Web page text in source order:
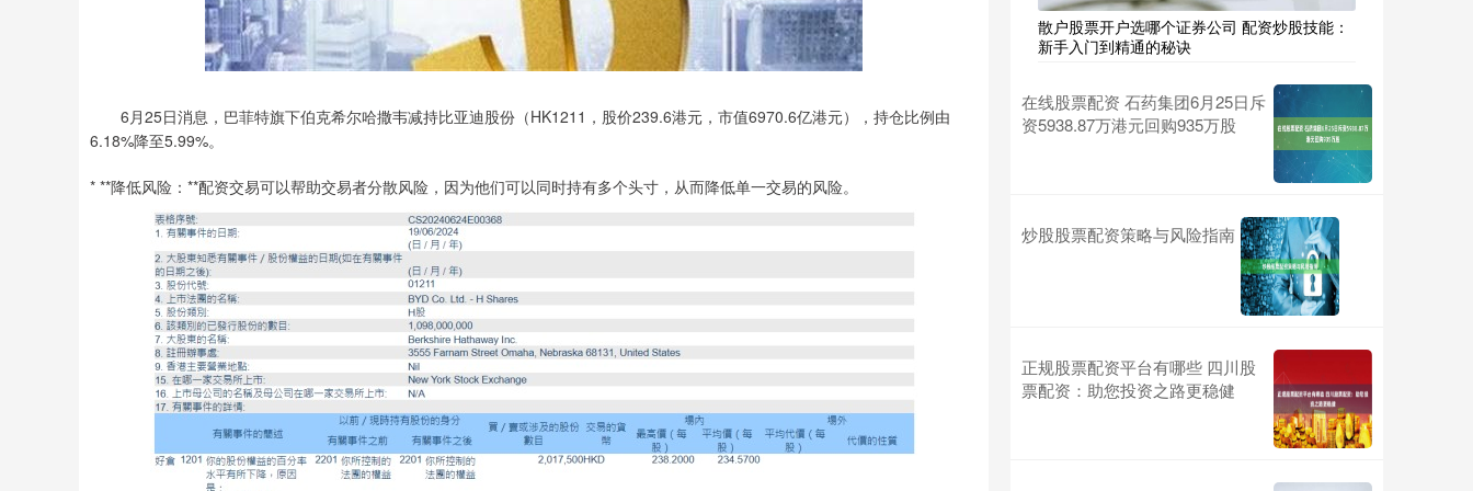
6月25日消息，巴菲特旗下伯克希尔哈撒韦减持比亚迪股份（HK1211，股价239.6港元，市值6970.6亿港元），持仓比例由
6.18%降至5.99%。
* **降低风险：**配资交易可以帮助交易者分散风险，因为他们可以同时持有多个头寸，从而降低单一交易的风险。
散户股票开户选哪个证券公司 配资炒股技能：
新手入门到精通的秘诀
在线股票配资 石药集团6月25日斥
资5938.87万港元回购935万股
炒股股票配资策略与风险指南
正规股票配资平台有哪些 四川股
票配资：助您投资之路更稳健